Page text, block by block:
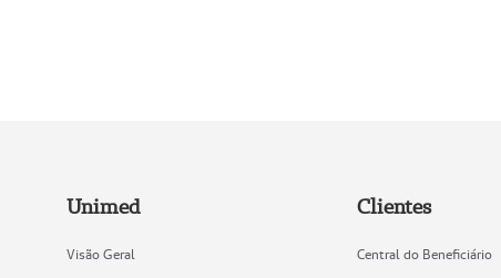
Unimed
Visão Geral
Clientes
Central do Beneficiário